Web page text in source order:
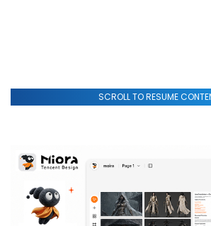
SCROLL TO RESUME